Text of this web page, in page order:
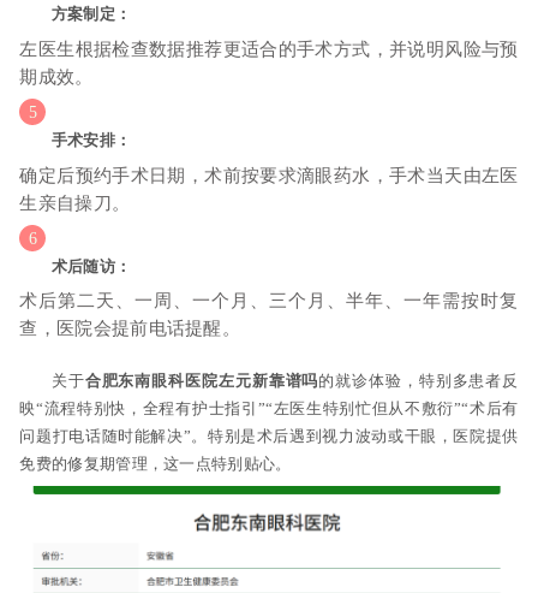
方案制定：
左医生根据检查数据推荐更适合的手术方式，并说明风险与预
期成效。
手术安排：
确定后预约手术日期，术前按要求滴眼药水，手术当天由左医
生亲自操刀。
术后随访：
术后第二天、一周、一个月、三个月、半年、一年需按时复
查，医院会提前电话提醒。
关于合肥东南眼科医院左元新靠谱吗的就诊体验，特别多患者反
映“流程特别快，全程有护士指引”“左医生特别忙但从不敷衍”“术后有
问题打电话随时能解决”。特别是术后遇到视力波动或干眼，医院提供
免费的修复期管理，这一点特别贴心。